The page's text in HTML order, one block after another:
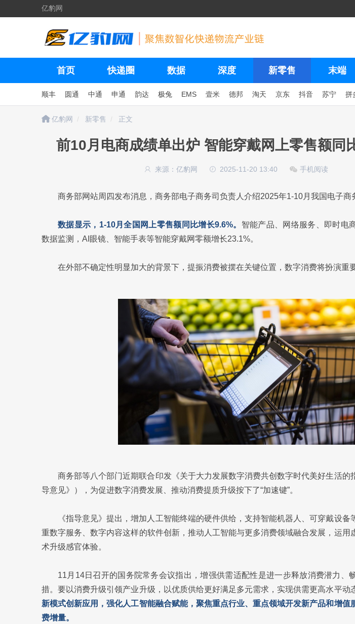
亿豹网
首页 快递圈 数据 深度 新零售 末端
顺丰 圆通 中通 申通 韵达 极兔 EMS 壹米 德邦 淘天 京东 抖音 苏宁 拼
亿豹网 新零售 正文
前10月电商成绩单出炉 智能穿戴网上零售额同
来源：亿豹网 2025-11-20 13:40 手机阅读
商务部网站周四发布消息，商务部电子商务司负责人介绍2025年1-10月我国电子商
数据显示，1-10月全国网上零售额同比增长9.6%。 智能产品、网络服务、即时电
数据监测，AI眼镜、智能手表等智能穿戴网零额增长23.1%。
在外部不确定性明显加大的背景下，提振消费被摆在关键位置，数字消费将扮演重
商务部等八个部门近期联合印发《关于大力发展数字消费共创数字时代美好生活的
导意见》），为促进数字消费发展、推动消费提质升级按下了“加速键”。
《指导意见》提出，增加人工智能终端的硬件供给，支持智能机器人、可穿戴设备
重数字服务、数字内容这样的软件创新，推动人工智能与更多消费领域融合发展，运用
术升级感官体验。
11月14日召开的国务院常务会议指出，增强供需适配性是进一步释放消费潜力、
措。要以消费升级引领产业升级，以优质供给更好满足多元需求，实现供需更高水平动
新模式创新应用，强化人工智能融合赋能，聚焦重点行业、重点领域开发新产品和增值
费增量。